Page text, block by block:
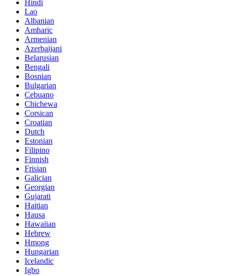
Hindi
Lao
Albanian
Amharic
Armenian
Azerbaijani
Belarusian
Bengali
Bosnian
Bulgarian
Cebuano
Chichewa
Corsican
Croatian
Dutch
Estonian
Filipino
Finnish
Frisian
Galician
Georgian
Gujarati
Haitian
Hausa
Hawaiian
Hebrew
Hmong
Hungarian
Icelandic
Igbo